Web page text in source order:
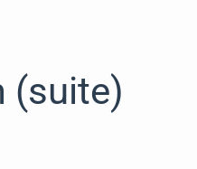
(suite)